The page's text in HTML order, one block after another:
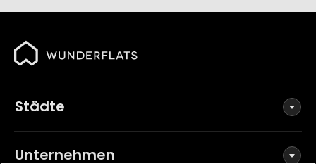
Städte
Unternehmen